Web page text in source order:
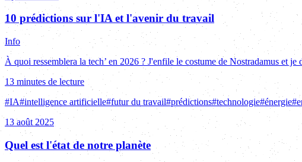
10 prédictions sur l'IA et l'avenir du travail
Info
À quoi ressemblera la tech’ en 2026 ? J'enfile le costume de Nostradamus et
13 minutes de lecture
#IA#intelligence artificielle#futur du travail#prédictions#technologie#énergie#
13 août 2025
Quel est l'état de notre planète